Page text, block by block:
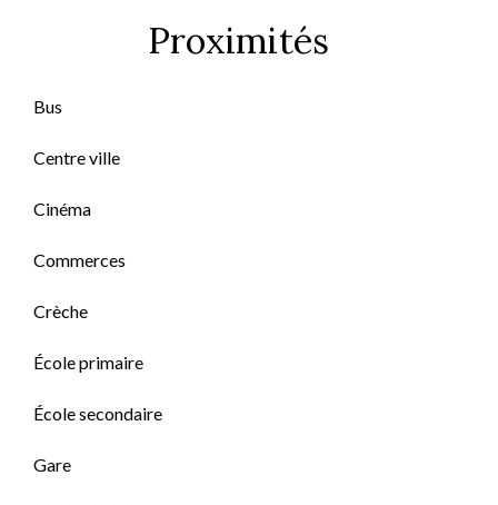
Proximités
Bus
Centre ville
Cinéma
Commerces
Crèche
École primaire
École secondaire
Gare